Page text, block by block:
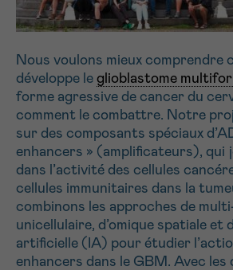
Nous voulons mieux comprendre
développe le glioblastome
forme agressive de cancer du
comment le combattre. Notre
sur des composants spéciaux
enhancers » (amplificateurs), qui
dans l’activité des cellules
cellules immunitaires dans la
combinons les approches de
unicellulaire, d’omique spatiale et
artificielle (IA) pour étudier
enhancers dans le GBM. Avec les
Je souhaite recevoir la Newsletter
J’accepte les
Envoyer